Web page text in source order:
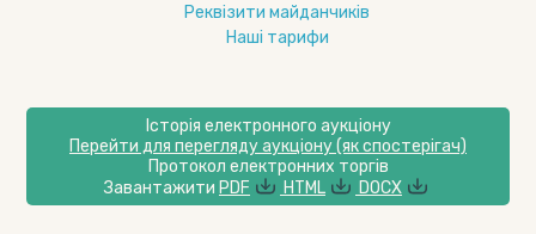
Реквізити майданчиків
Наші тарифи
Історія електронного аукціону
Перейти для перегляду аукціону (як спостерігач)
Протокол електронних торгів
Завантажити PDF HTML DOCX